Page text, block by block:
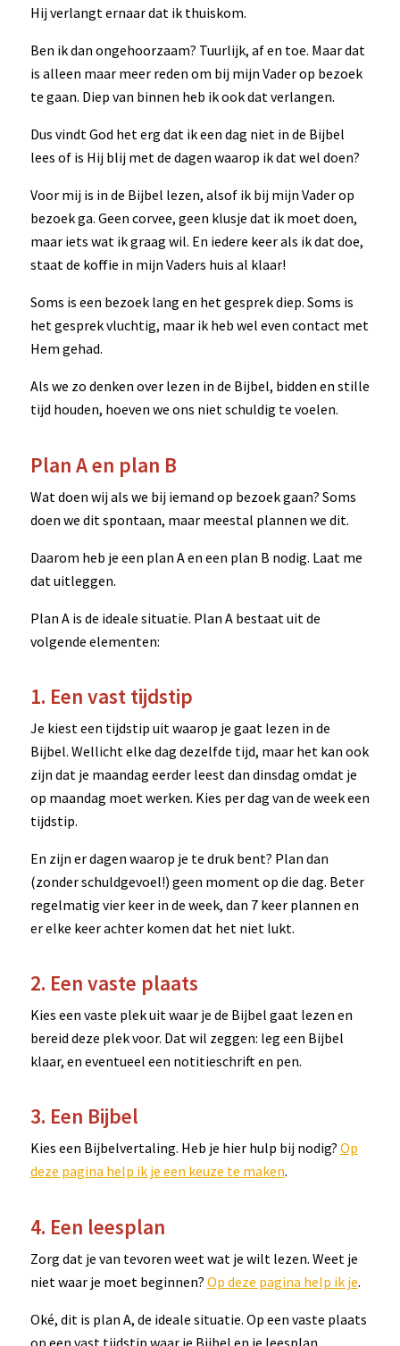
Hij verlangt ernaar dat ik thuiskom.
Ben ik dan ongehoorzaam? Tuurlijk, af en toe. Maar dat
is alleen maar meer reden om bij mijn Vader op bezoek
te gaan. Diep van binnen heb ik ook dat verlangen.
Dus vindt God het erg dat ik een dag niet in de Bijbel
lees of is Hij blij met de dagen waarop ik dat wel doen?
Voor mij is in de Bijbel lezen, alsof ik bij mijn Vader op
bezoek ga. Geen corvee, geen klusje dat ik moet doen,
maar iets wat ik graag wil. En iedere keer als ik dat doe,
staat de koffie in mijn Vaders huis al klaar!
Soms is een bezoek lang en het gesprek diep. Soms is
het gesprek vluchtig, maar ik heb wel even contact met
Hem gehad.
Als we zo denken over lezen in de Bijbel, bidden en stille
tijd houden, hoeven we ons niet schuldig te voelen.
Plan A en plan B
Wat doen wij als we bij iemand op bezoek gaan? Soms
doen we dit spontaan, maar meestal plannen we dit.
Daarom heb je een plan A en een plan B nodig. Laat me
dat uitleggen.
Plan A is de ideale situatie. Plan A bestaat uit de
volgende elementen:
1. Een vast tijdstip
Je kiest een tijdstip uit waarop je gaat lezen in de
Bijbel. Wellicht elke dag dezelfde tijd, maar het kan ook
zijn dat je maandag eerder leest dan dinsdag omdat je
op maandag moet werken. Kies per dag van de week een
tijdstip.
En zijn er dagen waarop je te druk bent? Plan dan
(zonder schuldgevoel!) geen moment op die dag. Beter
regelmatig vier keer in de week, dan 7 keer plannen en
er elke keer achter komen dat het niet lukt.
2. Een vaste plaats
Kies een vaste plek uit waar je de Bijbel gaat lezen en
bereid deze plek voor. Dat wil zeggen: leg een Bijbel
klaar, en eventueel een notitieschrift en pen.
3. Een Bijbel
Kies een Bijbelvertaling. Heb je hier hulp bij nodig? Op
deze pagina help ik je een keuze te maken.
4. Een leesplan
Zorg dat je van tevoren weet wat je wilt lezen. Weet je
niet waar je moet beginnen? Op deze pagina help ik je.
Oké, dit is plan A, de ideale situatie. Op een vaste plaats
op een vast tijdstip waar je Bijbel en je leesplan